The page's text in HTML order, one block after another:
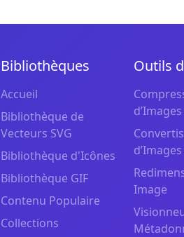
Bibliothèques
Accueil
Bibliothèque de
Vecteurs SVG
Bibliothèque d'Icônes
Bibliothèque GIF
Contenu Populaire
Collections
Outils
Image